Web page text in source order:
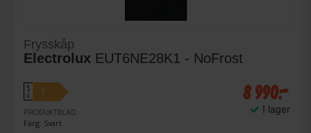
Frysskåp
Electrolux EUT6NE28K1 - NoFrost
A
↑
G
E
PRODUKTBLAD
Färg: Svart
8 990:-
I lager